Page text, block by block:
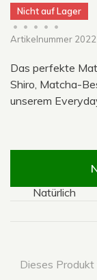
Nicht auf Lager
•
• • •
•
Artikelnummer
Das perfekte
Shiro, Matcha-
unserem
Natürlich
Dieses Produkt